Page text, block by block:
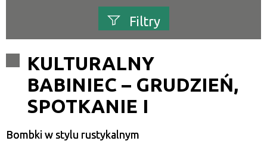
Filtry
Kategoria
Trwające w zakresie
—
KULTURALNY
BABINIEC – GRUDZIEŃ,
SPOTKANIE I
Bombki w stylu rustykalnym